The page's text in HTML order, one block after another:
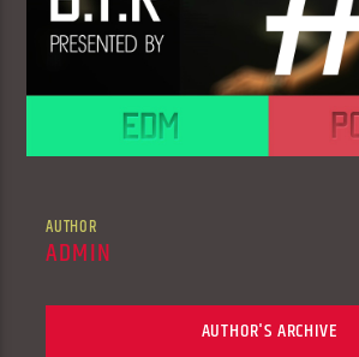
AUTHOR
ADMIN
AUTHOR'S ARCHIVE